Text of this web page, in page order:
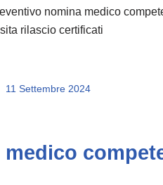
nomina medico
rilascio certificati
11 Settembre 2024
medico